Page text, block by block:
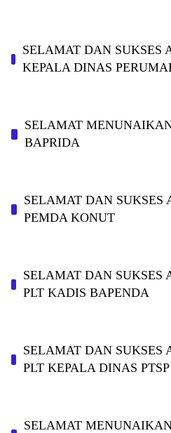
SELAMAT DAN SUKSES
KEPALA DINAS
SELAMAT
BAPRIDA
SELAMAT DAN SUKSES
PEMDA KONUT
SELAMAT DAN SUKSES
PLT KADIS BAPENDA
SELAMAT DAN SUKSES
PLT KEPALA DINAS PTSP
SELAMAT